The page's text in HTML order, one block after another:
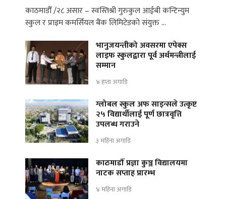
काठमाडौँ /२८ असार – स्वस्तिश्री गुरुकुल आईबी कन्टिन्युम
स्कुल र प्राइम कमर्सियल बैंक लिमिटेडको संयुक्त …
भानुजयन्तीको अवसरमा एपेक्स
लाइफ स्कुलद्वारा पूर्व अर्थमन्त्रीलाई
सम्मान
४ हप्ता अगाडि
ग्लोबल स्कुल अफ साइन्सले उत्कृष्ट
२५ विद्यार्थीलाई पूर्ण छात्रवृत्ति
उपलब्ध गराउने
३ महिना अगाडि
काठमाडौँ प्रज्ञा कुञ्ज विद्यालयमा
नाटक सप्ताह प्रारम्भ
४ महिना अगाडि